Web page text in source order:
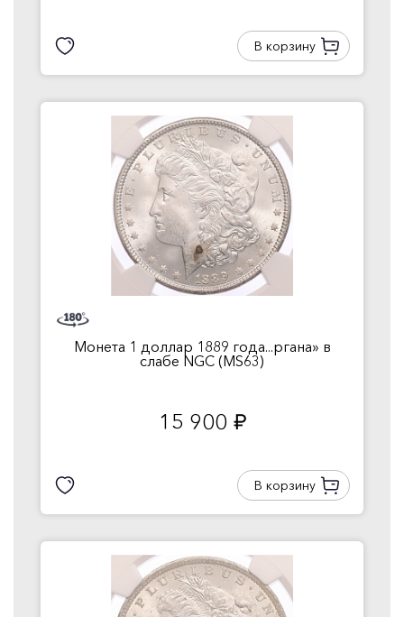
В корзину
Монета 1 доллар 1889 года...ргана» в
слабе NGC (MS63)
15 900 руб.
В корзину